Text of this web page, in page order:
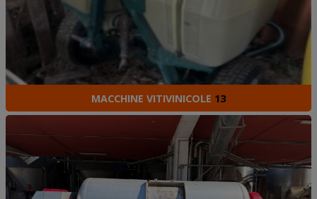
MACCHINE VITIVINICOLE 13